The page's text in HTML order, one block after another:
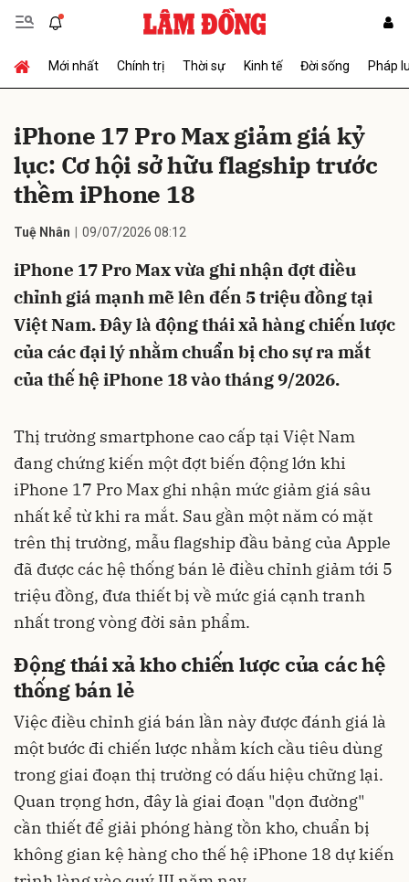
Mới nhất Chính trị Thời sự Kinh tế Đời sống Pháp
iPhone 17 Pro Max giảm giá kỷ
lục: Cơ hội sở hữu flagship trước
thềm iPhone 18
Tuệ Nhân 09/07/2026 08:12
iPhone 17 Pro Max vừa ghi nhận đợt điều
chỉnh giá mạnh mẽ lên đến 5 triệu đồng tại
Việt Nam. Đây là động thái xả hàng chiến lược
của các đại lý nhằm chuẩn bị cho sự ra mắt
của thế hệ iPhone 18 vào tháng 9/2026.
Thị trường smartphone cao cấp tại Việt Nam
đang chứng kiến một đợt biến động lớn khi
iPhone 17 Pro Max ghi nhận mức giảm giá sâu
nhất kể từ khi ra mắt. Sau gần một năm có mặt
trên thị trường, mẫu flagship đầu bảng của Apple
đã được các hệ thống bán lẻ điều chỉnh giảm tới 5
triệu đồng, đưa thiết bị về mức giá cạnh tranh
nhất trong vòng đời sản phẩm.
Động thái xả kho chiến lược của các hệ
thống bán lẻ
Việc điều chỉnh giá bán lần này được đánh giá là
một bước đi chiến lược nhằm kích cầu tiêu dùng
trong giai đoạn thị trường có dấu hiệu chững lại.
Quan trọng hơn, đây là giai đoạn "dọn đường"
cần thiết để giải phóng hàng tồn kho, chuẩn bị
không gian kệ hàng cho thế hệ iPhone 18 dự kiến
Gửi bình luận
Hủy Gửi